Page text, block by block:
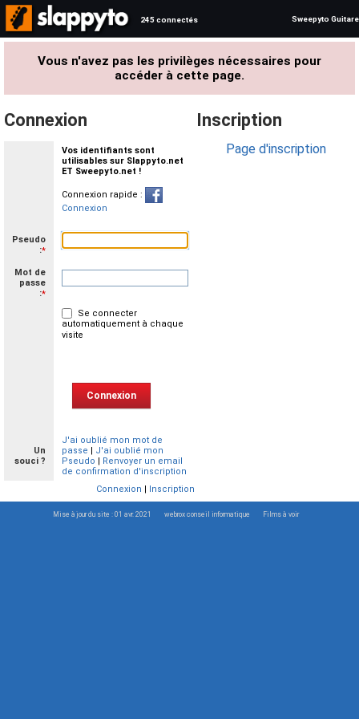
245 connectés Sweepyto Guitare
Vous n'avez pas les privilèges nécessaires pour
accéder à cette page.
Connexion
Vos identifiants sont
utilisables sur Slappyto.net
ET Sweepyto.net !
Connexion rapide :
Connexion
Pseudo
:*
Mot de
passe
:*
Se connecter
automatiquement à chaque
visite
Un
souci ?
J'ai oublié mon mot de
passe | J'ai oublié mon
Pseudo | Renvoyer un email
de confirmation d'inscription
Connexion | Inscription
Inscription
Page d'inscription
Mise à jour du site : 01 avr. 2021 webrox conseil informatique Films à voir